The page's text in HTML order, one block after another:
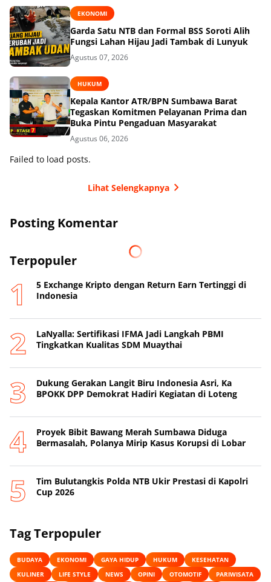
EKONOMI
Garda Satu NTB dan Formal BSS Soroti Alih
Fungsi Lahan Hijau Jadi Tambak di Lunyuk
Agustus 07, 2026
HUKUM
Kepala Kantor ATR/BPN Sumbawa Barat
Tegaskan Komitmen Pelayanan Prima dan
Buka Pintu Pengaduan Masyarakat
Agustus 06, 2026
Failed to load posts.
Lihat Selengkapnya
Posting Komentar
Terpopuler
5 Exchange Kripto dengan Return Earn Tertinggi di
Indonesia
LaNyalla: Sertifikasi IFMA Jadi Langkah PBMI
Tingkatkan Kualitas SDM Muaythai
Dukung Gerakan Langit Biru Indonesia Asri, Ka
BPOKK DPP Demokrat Hadiri Kegiatan di Loteng
Proyek Bibit Bawang Merah Sumbawa Diduga
Bermasalah, Polanya Mirip Kasus Korupsi di Lobar
Tim Bulutangkis Polda NTB Ukir Prestasi di Kapolri
Cup 2026
Tag Terpopuler
BUDAYA EKONOMI GAYA HIDUP HUKUM
KESEHATAN
KULINER
LIFE STYLE NEWS OPINI OTOMOTIF
PARIWISATA